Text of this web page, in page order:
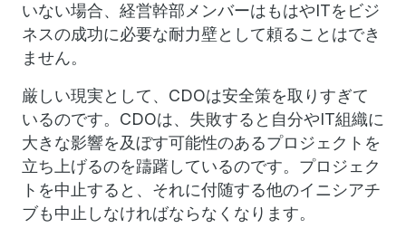
いない場合、経営幹部メンバーはもはやITをビジ
ネスの成功に必要な耐力壁として頼ることはでき
ません。
厳しい現実として、CDOは安全策を取りすぎて
いるのです。CDOは、失敗すると自分やIT組織に
大きな影響を及ぼす可能性のあるプロジェクトを
立ち上げるのを躊躇しているのです。プロジェク
トを中止すると、それに付随する他のイニシアチ
ブも中止しなければならなくなります。